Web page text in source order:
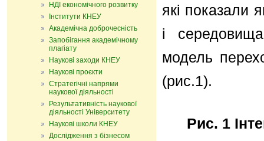
НДІ економічного розвитку
Інститути КНЕУ
Академічна доброчесність
Запобігання академічному
плагіату
Наукові заходи КНЕУ
Наукові проєкти
Стратегічні напрями
наукової діяльності
Результативність наукової
діяльності Університету
Наукові школи КНЕУ
Дослідження з бізнесом
які показали
і
модель
(рис.1).
Рис. 1